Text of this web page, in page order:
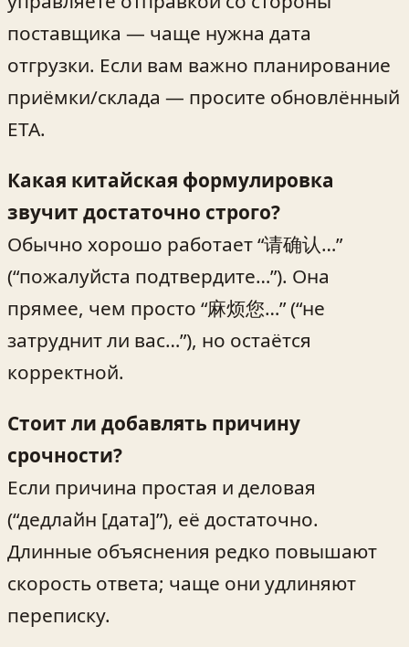
поставщика — чаще нужна дата
отгрузки. Если вам важно планирование
приёмки/склада — просите обновлённый
ETA.
Какая китайская формулировка
звучит достаточно строго?
Обычно хорошо работает “请确认…”
(“пожалуйста подтвердите…”). Она
прямее, чем просто “麻烦您…” (“не
затруднит ли вас…”), но остаётся
корректной.
Стоит ли добавлять причину
срочности?
Если причина простая и деловая
(“дедлайн [дата]”), её достаточно.
Длинные объяснения редко повышают
скорость ответа; чаще они удлиняют
переписку.